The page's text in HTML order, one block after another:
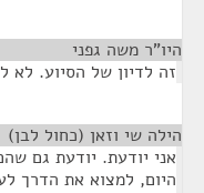
היו"ר משה גפני
זה לדיון של הסיוע. לא
הילה שי וזאן (כחול לבן)
אני יודעת. יודעת גם
היום, למצוא את הדרך